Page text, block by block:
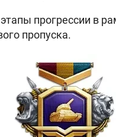
прогрессии в
пропуска.